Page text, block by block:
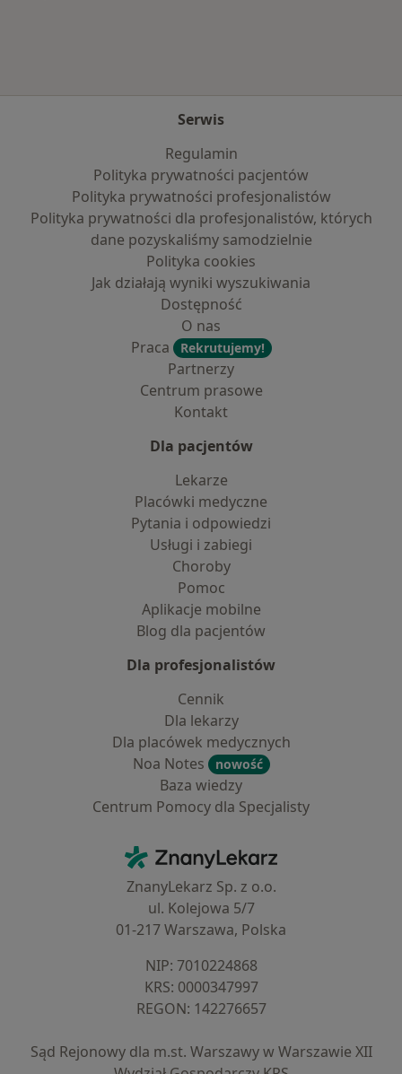
Serwis
Regulamin
Polityka prywatności pacjentów
Polityka prywatności profesjonalistów
Polityka prywatności dla profesjonalistów, których
dane pozyskaliśmy samodzielnie
Polityka cookies
Jak działają wyniki wyszukiwania
Dostępność
O nas
Praca
Rekrutujemy!
Partnerzy
Centrum prasowe
Kontakt
Dla pacjentów
Lekarze
Placówki medyczne
Pytania i odpowiedzi
Usługi i zabiegi
Choroby
Pomoc
Aplikacje mobilne
Blog dla pacjentów
Dla profesjonalistów
Cennik
Dla lekarzy
Dla placówek medycznych
Noa Notes
nowość
Baza wiedzy
Centrum Pomocy dla Specjalisty
ZnanyLekarz - Strona główna
ZnanyLekarz Sp. z o.o.
ul. Kolejowa 5/7
01-217 Warszawa, Polska
NIP: ⁠7010224868
KRS: ⁠0000347997
REGON: ⁠142276657
Sąd Rejonowy dla m.st. Warszawy w Warszawie XII